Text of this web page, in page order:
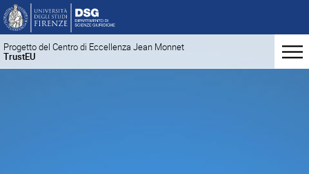
Progetto del Centro di Eccellenza Jean Monnet
TrustEU